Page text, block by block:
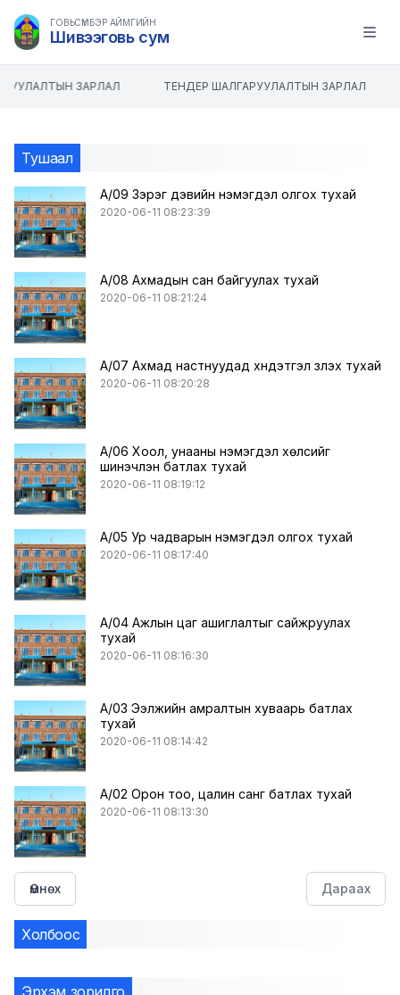
ГОВЬСҮМБЭР АЙМГИЙН
Шивээговь сум Open
ЗАРЛАЛ ТЕНДЕР ШАЛГАРУУЛАЛТЫН ЗАРЛАЛ
Тушаал
А/09 Зэрэг дэвийн нэмэгдэл олгох тухай
2020-06-11 08:23:39
А/08 Ахмадын сан байгуулах тухай
2020-06-11 08:21:24
А/07 Ахмад настнуудад хүндэтгэл үзүүлэх тухай
2020-06-11 08:20:28
A/06 Хоол, унааны нэмэгдэл хөлсийг
шинэчлэн батлах тухай
2020-06-11 08:19:12
А/05 Ур чадварын нэмэгдэл олгох тухай
2020-06-11 08:17:40
A/04 Ажлын цаг ашиглалтыг сайжруулах
тухай
2020-06-11 08:16:30
А/03 Ээлжийн амралтын хуваарь батлах
тухай
2020-06-11 08:14:42
А/02 Орон тоо, цалин санг батлах тухай
2020-06-11 08:13:30
Өмнөх Дараах
Холбоос
Эрхэм зорилго